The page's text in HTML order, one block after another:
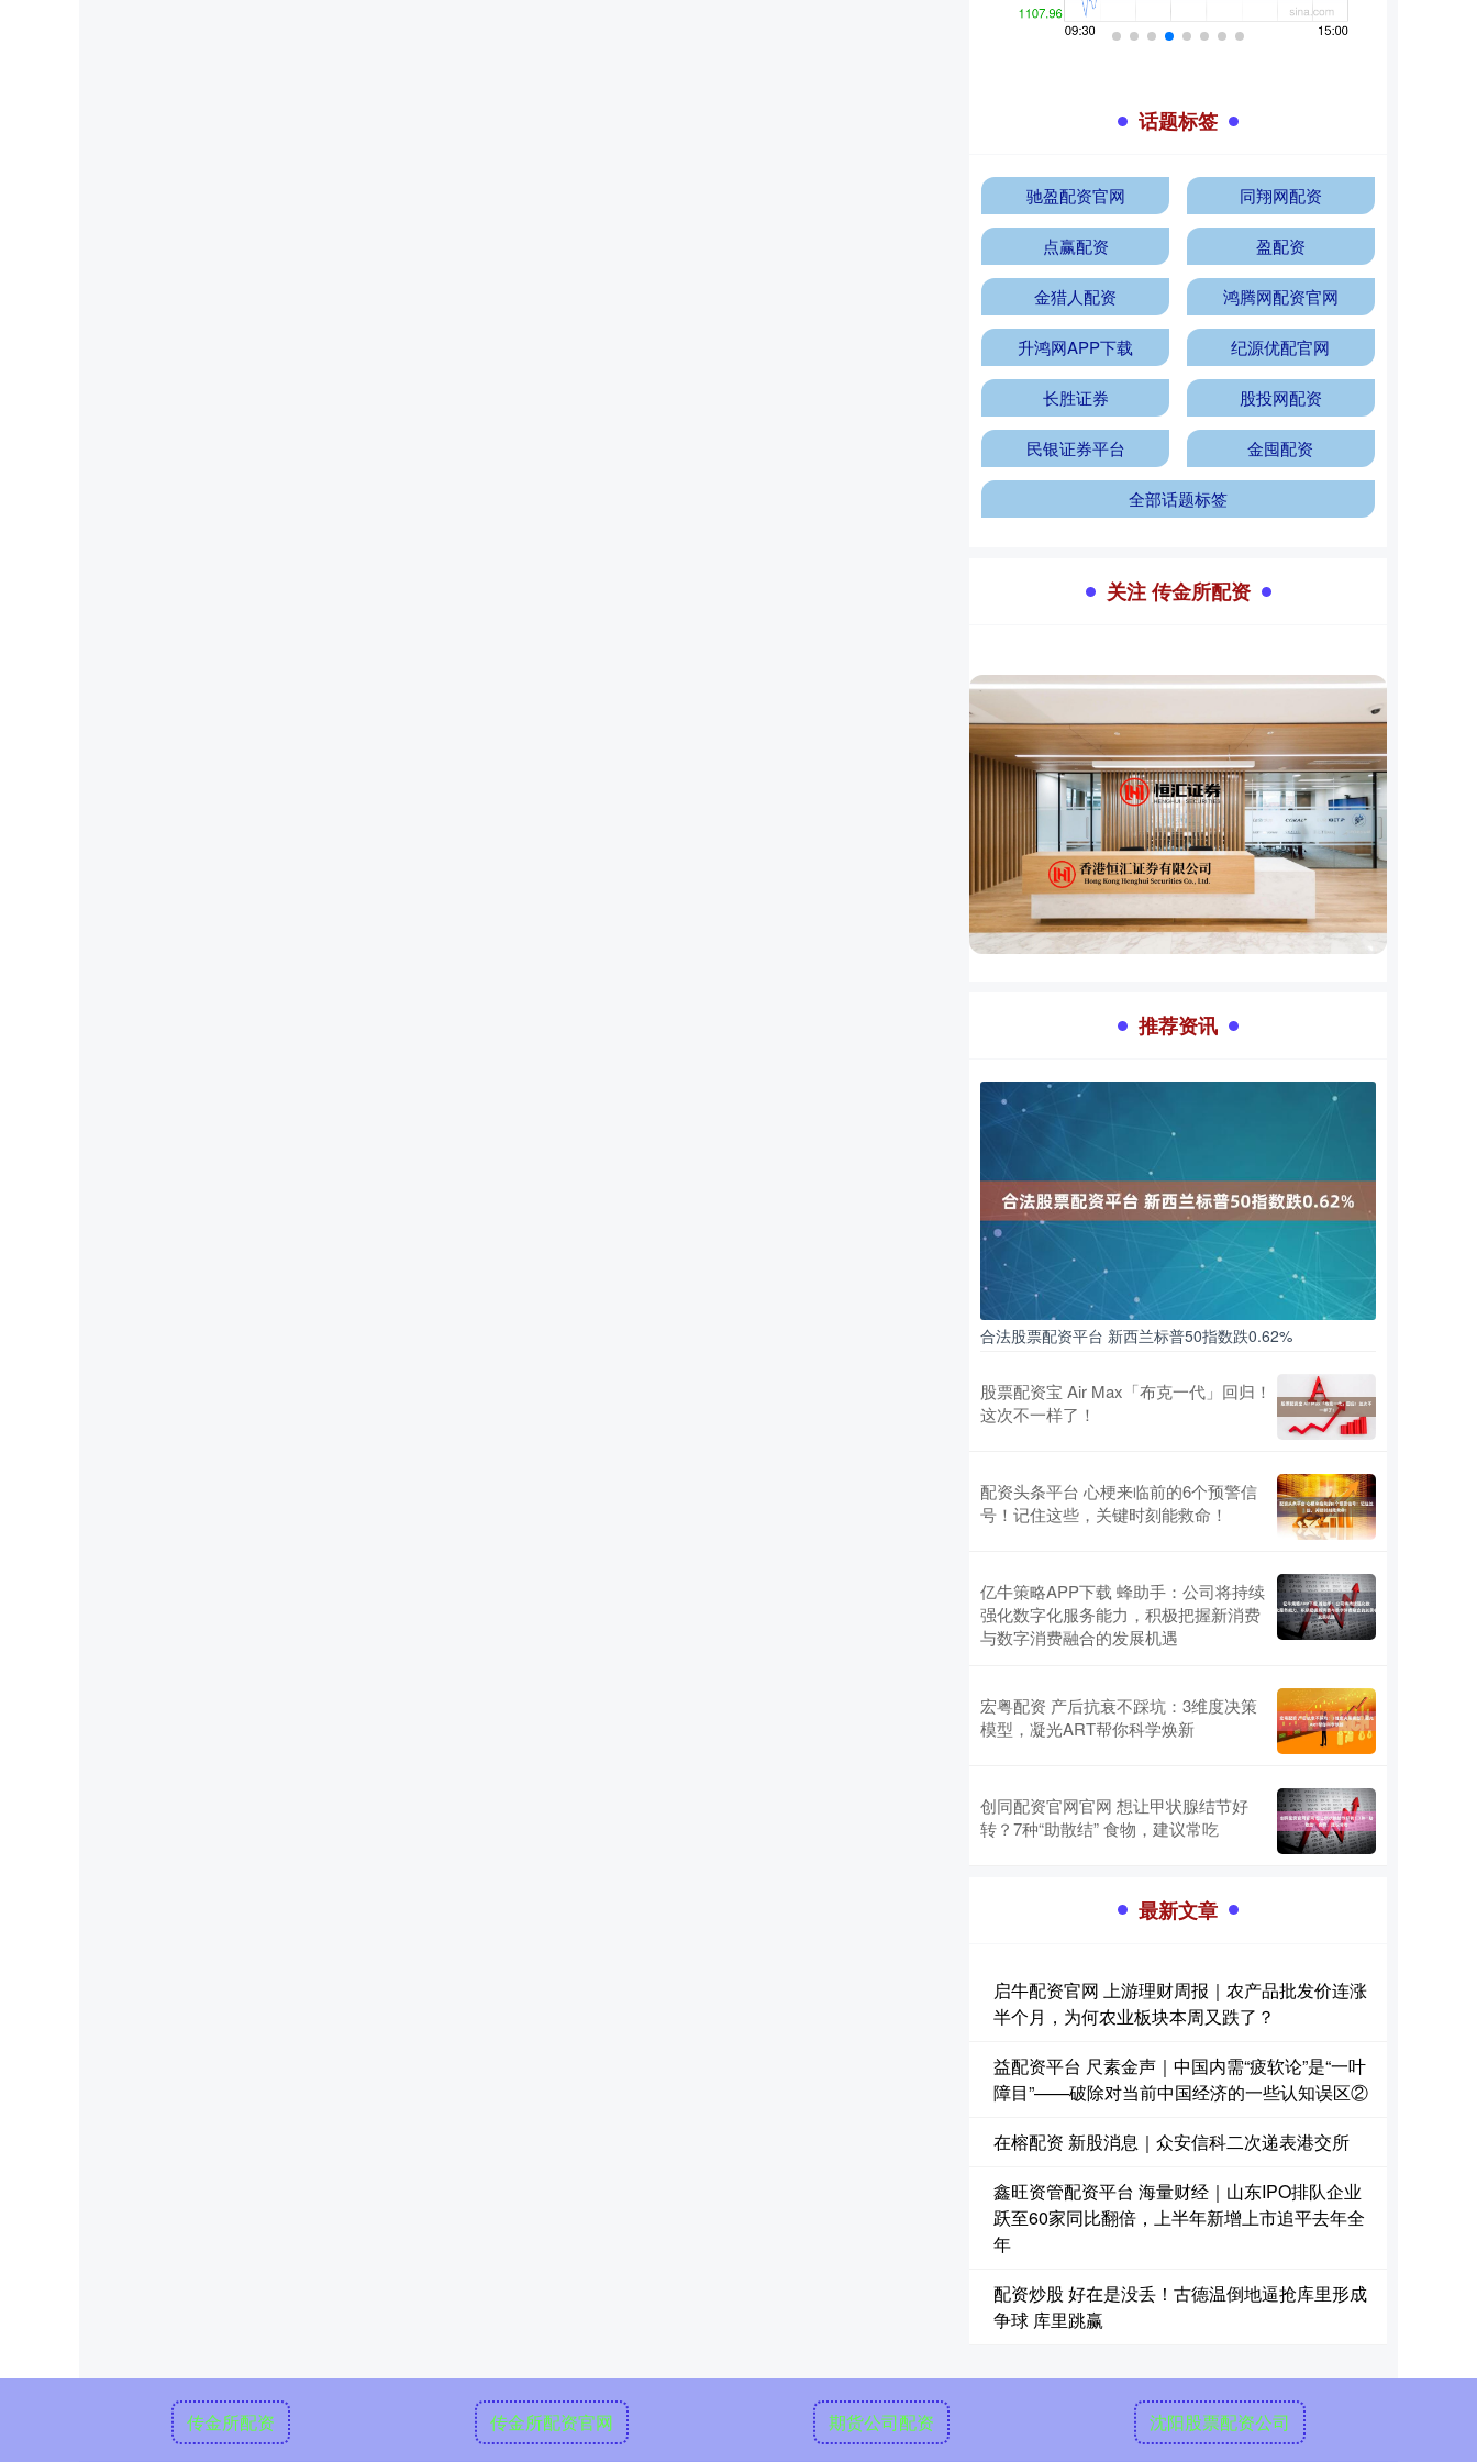
话题标签
驰盈配资官网 同翔网配资
点赢配资 盈配资
金猎人配资 鸿腾网配资官网
升鸿网APP下载 纪源优配官网
长胜证券 股投网配资
民银证券平台 金囤配资
全部话题标签
关注 传金所配资
推荐资讯
合法股票配资平台 新西兰标普50指数跌0.62%
股票配资宝 Air Max「布克一代」回归！
这次不一样了！
配资头条平台 心梗来临前的6个预警信
号！记住这些，关键时刻能救命！
亿牛策略APP下载 蜂助手：公司将持续
强化数字化服务能力，积极把握新消费
与数字消费融合的发展机遇
宏粤配资 产后抗衰不踩坑：3维度决策
模型，凝光ART帮你科学焕新
创同配资官网官网 想让甲状腺结节好
转？7种“助散结” 食物，建议常吃
最新文章
启牛配资官网 上游理财周报｜农产品批发价连涨
半个月，为何农业板块本周又跌了？
益配资平台 尺素金声｜中国内需“疲软论”是“一叶
障目”——破除对当前中国经济的一些认知误区②
在榕配资 新股消息｜众安信科二次递表港交所
鑫旺资管配资平台 海量财经｜山东IPO排队企业
跃至60家同比翻倍，上半年新增上市追平去年全
年
配资炒股 好在是没丢！古德温倒地逼抢库里形成
争球 库里跳赢
传金所配资 传金所配资官网 期货公司配资 沈阳股票配资公司